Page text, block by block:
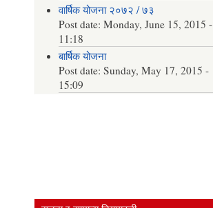
वार्षिक योजना २०७२ / ७३
Post date: Monday, June 15, 2015 -
11:18
बार्षिक योजना
Post date: Sunday, May 17, 2015 -
15:09